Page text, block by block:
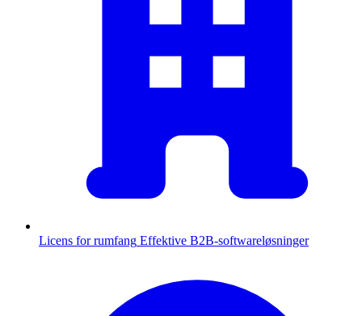
Licens for rumfang Effektive B2B-softwareløsninger